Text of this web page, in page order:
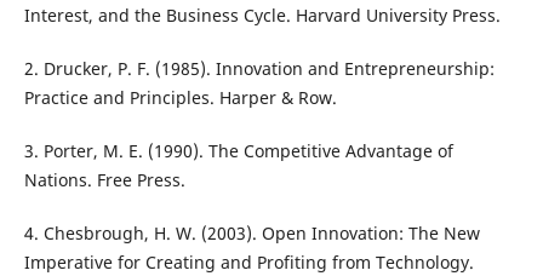
Interest, and the Business Cycle. Harvard University Press.
2. Drucker, P. F. (1985). Innovation and Entrepreneurship:
Practice and Principles. Harper & Row.
3. Porter, M. E. (1990). The Competitive Advantage of
Nations. Free Press.
4. Chesbrough, H. W. (2003). Open Innovation: The New
Imperative for Creating and Profiting from Technology.